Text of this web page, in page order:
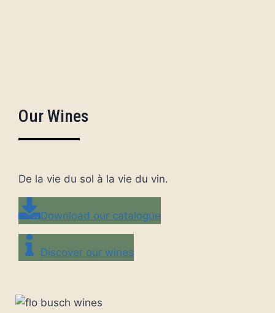
Our Wines
De la vie du sol à la vie du vin.
Download our catalogue
Discover our wines